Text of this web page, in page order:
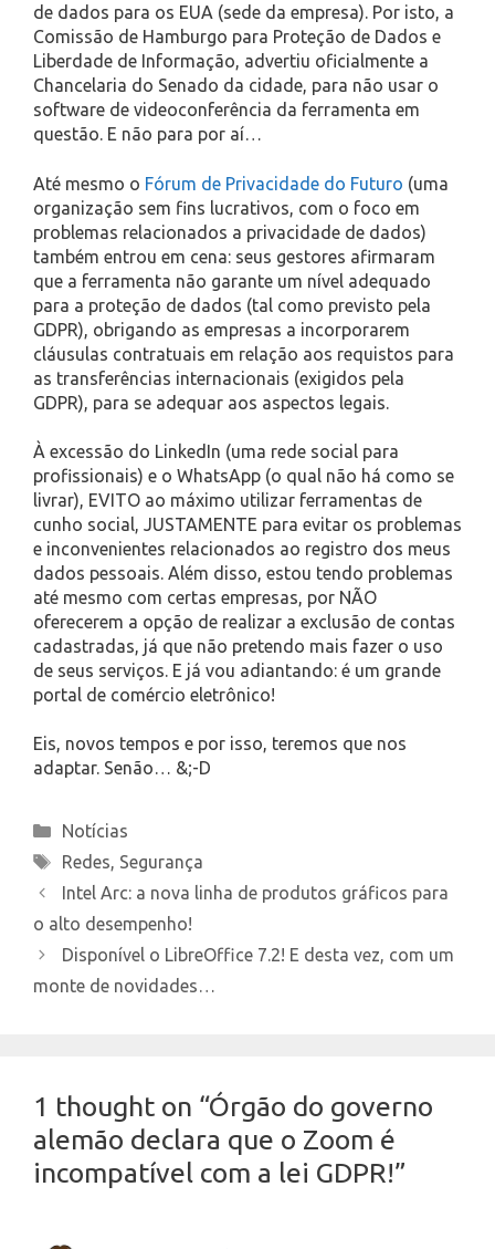
de dados para os EUA (sede da empresa). Por isto, a
Comissão de Hamburgo para Proteção de Dados e
Liberdade de Informação, advertiu oficialmente a
Chancelaria do Senado da cidade, para não usar o
software de videoconferência da ferramenta em
questão. E não para por aí…
Até mesmo o Fórum de Privacidade do Futuro (uma
organização sem fins lucrativos, com o foco em
problemas relacionados a privacidade de dados)
também entrou em cena: seus gestores afirmaram
que a ferramenta não garante um nível adequado
para a proteção de dados (tal como previsto pela
GDPR), obrigando as empresas a incorporarem
cláusulas contratuais em relação aos requistos para
as transferências internacionais (exigidos pela
GDPR), para se adequar aos aspectos legais.
À excessão do LinkedIn (uma rede social para
profissionais) e o WhatsApp (o qual não há como se
livrar), EVITO ao máximo utilizar ferramentas de
cunho social, JUSTAMENTE para evitar os problemas
e inconvenientes relacionados ao registro dos meus
dados pessoais. Além disso, estou tendo problemas
até mesmo com certas empresas, por NÃO
oferecerem a opção de realizar a exclusão de contas
cadastradas, já que não pretendo mais fazer o uso
de seus serviços. E já vou adiantando: é um grande
portal de comércio eletrônico!
Eis, novos tempos e por isso, teremos que nos
adaptar. Senão… &;-D
Categories
Notícias
Tags
Redes, Segurança
Intel Arc: a nova linha de produtos gráficos para
o alto desempenho!
Disponível o LibreOffice 7.2! E desta vez, com um
monte de novidades…
1 thought on “Órgão do governo
alemão declara que o Zoom é
incompatível com a lei GDPR!”